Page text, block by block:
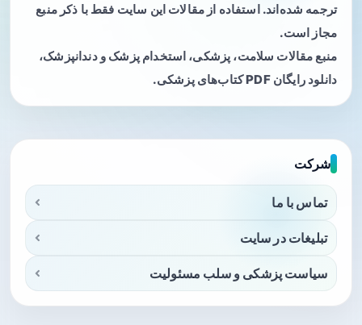
ترجمه شده‌اند. استفاده از مقالات این سایت فقط با ذکر منبع
مجاز است.
منبع مقالات سلامت، پزشکی، استخدام پزشک و دندانپزشک،
دانلود رایگان PDF کتاب‌های پزشکی.
شرکت
تماس با ما
تبلیغات در سایت
سیاست پزشکی و سلب مسئولیت